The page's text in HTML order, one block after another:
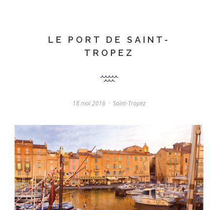
LE PORT DE SAINT-
TROPEZ
18 mai 2016 Saint-Tropez